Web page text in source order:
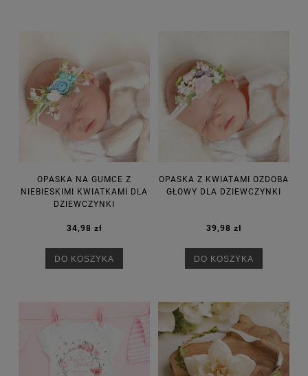
OPASKA NA GUMCE Z
NIEBIESKIMI KWIATKAMI DLA
DZIEWCZYNKI
34,98 zł
DO KOSZYKA
OPASKA Z KWIATAMI OZDOBA
GŁOWY DLA DZIEWCZYNKI
39,98 zł
DO KOSZYKA